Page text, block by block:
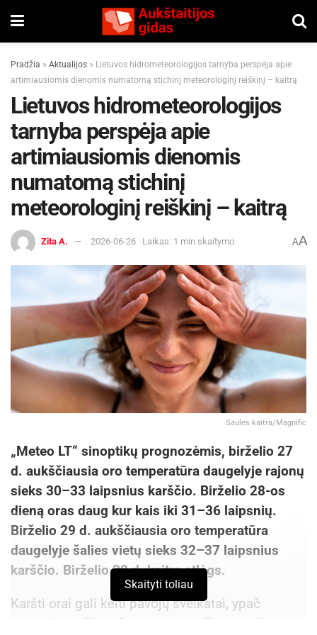
Pradžia » Aktualijos » Lietuvos hidrometeorologijos tarnyba perspėja apie
artimiausiomis dienomis numatomą stichinį meteorologinį reiškinį – kaitrą
Lietuvos hidrometeorologijos
tarnyba perspėja apie
artimiausiomis dienomis
numatomą stichinį
meteorologinį reiškinį – kaitrą
Zita A. 2026-06-26 Laikas: 1 min skaitymo AA
Saulės kaitra/Magnific
„Meteo LT“ sinoptikų prognozėmis, birželio 27
d. aukščiausia oro temperatūra daugelyje rajonų
sieks 30–33 laipsnius karščio. Birželio 28-os
dieną oras daug kur kais iki 31–36 laipsnių.
Birželio 29 d. aukščiausia oro temperatūra
daugelyje šalies vietų sieks 32–37 laipsnius
karščio. Birželio 30 d. kaitra atlėgs.
Karšti orai gali kelti pavojų sveikatai, ypač
vyresnio amžiaus žmonėms, mažiems vaikams,
Skaityti toliau